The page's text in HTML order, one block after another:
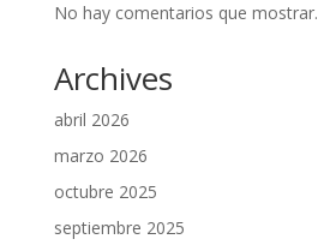
No hay comentarios que mostrar.
Archives
abril 2026
marzo 2026
octubre 2025
septiembre 2025